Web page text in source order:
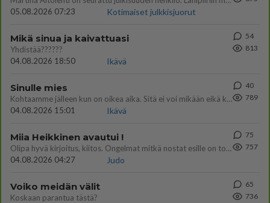
05.08.2026 07:23
Kotimaiset julkkisjuorut
Mikä sinua ja kaivattuasi
Yhdistää??????
04.08.2026 18:50
Ikävä
54
813
Sinulle mies
Kohtaamme jälleen kun on oikea aika. Sitä ei voi mikään eikä kukaan estää <3 <3
04.08.2026 15:01
Ikävä
40
789
Miia Heikkinen avautui !
Olipa hyvä kirjoitus, kiitos. Ongelmat mitkä nostat esille on todellisia ja tämä ylimielisyys totta ja se näkyy kaikessa
04.08.2026 04:27
Judo
75
757
Voiko meidän välit
Koskaan parantua tästä?
65
736